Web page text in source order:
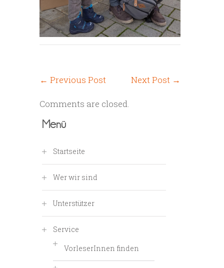
← Previous Post Next Post →
Comments are closed.
Menü
Startseite
Wer wir sind
Unterstützer
Service
VorleserInnen finden